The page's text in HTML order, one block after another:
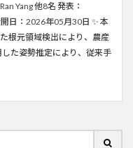
Yang 他8名 発表：
日：2026年05月30日 ✨ 本
根元領域検出により、農産
た姿勢推定により、従来手